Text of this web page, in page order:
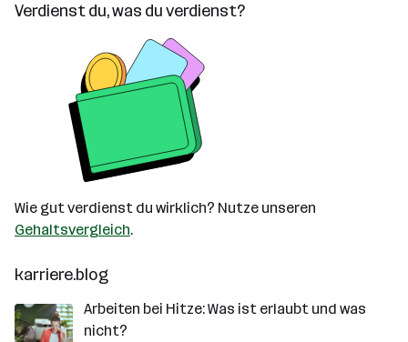
Verdienst du, was du verdienst?
Wie gut verdienst du wirklich? Nutze unseren
Gehaltsvergleich.
karriere.blog
Arbeiten bei Hitze: Was ist erlaubt und was
nicht?